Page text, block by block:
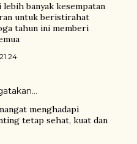
lebih banyak kesempatan
untuk beristirahat
tahun ini memberi
menghadapi
tetap sehat, kuat dan